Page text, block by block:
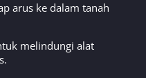
arus ke dalam tanah
melindungi alat